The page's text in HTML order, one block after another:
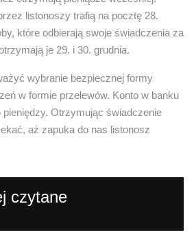
listonoszy trafią na pocztę 28.
które odbierają swoje świadczenia za
je 29. i 30. grudnia.
wybranie bezpiecznej formy
w formie przelewów. Konto w banku
Otrzymując świadczenie
aż zapuka do nas listonosz
czytane